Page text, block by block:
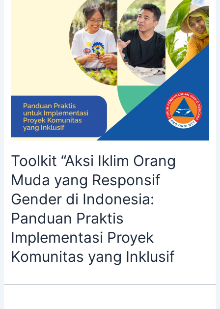
Toolkit “Aksi Iklim Orang
Muda yang Responsif
Gender di Indonesia:
Panduan Praktis
Implementasi Proyek
Komunitas yang Inklusif